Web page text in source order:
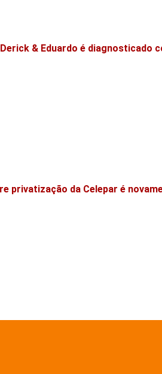
& Eduardo é diagnosticado
privatização da Celepar é